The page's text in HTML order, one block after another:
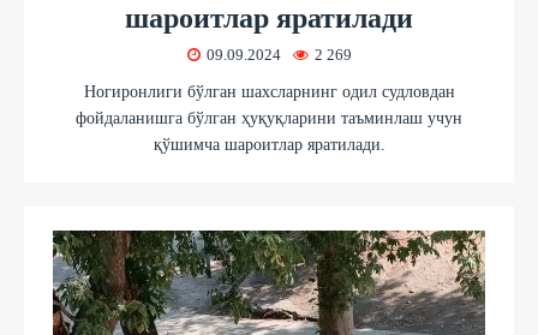
шароитлар яратилади
09.09.2024 2 269
Ногиронлиги бўлган шахсларнинг одил судловдан
фойдаланишга бўлган ҳуқуқларини таъминлаш учун
қўшимча шароитлар яратилади.